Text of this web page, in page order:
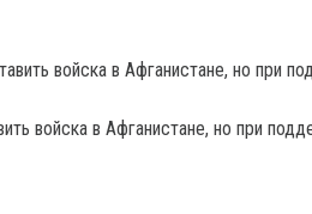
войска в Афганистане, но при